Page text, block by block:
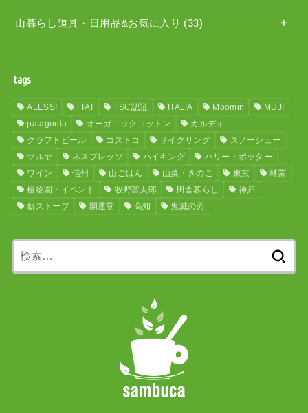
山暮らし道具・日用品&お気に入り (33)
tags
ALESSI FIAT FSC認証 ITALIA Moomin
MUJI
patagonia
オーガニックコットン
カルディ
クラフトビール
コストコ サイクリング
スノーシュー
ツルヤ
ネスプレッソ ハイキング
ハリー・ポッター
ワイン
信州 山ごはん 山菜・きのこ 東京
林業
植物園・イベント
牧野富太郎 田舎暮らし
神戸
薪ストーブ
開運堂 高知 鬼滅の刃